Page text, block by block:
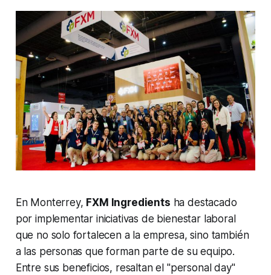
En Monterrey, FXM Ingredients ha destacado
por implementar iniciativas de bienestar laboral
que no solo fortalecen a la empresa, sino también
a las personas que forman parte de su equipo.
Entre sus beneficios, resaltan el "personal day"